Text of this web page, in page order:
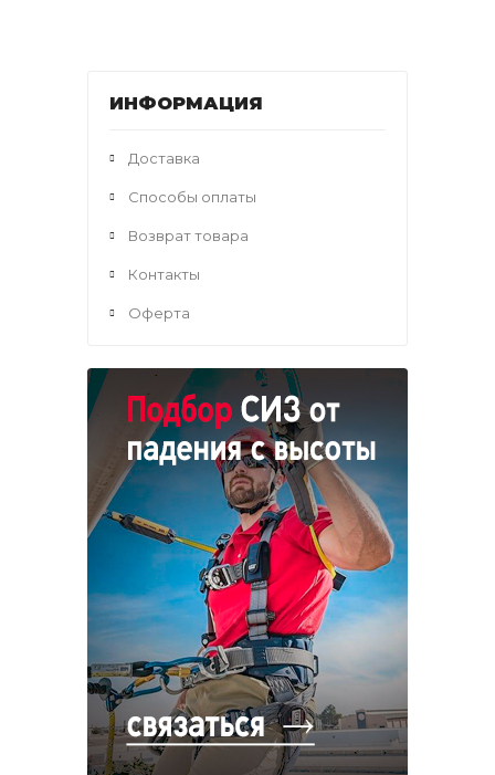
ИНФОРМАЦИЯ
Доставка
Способы оплаты
Возврат товара
Контакты
Оферта